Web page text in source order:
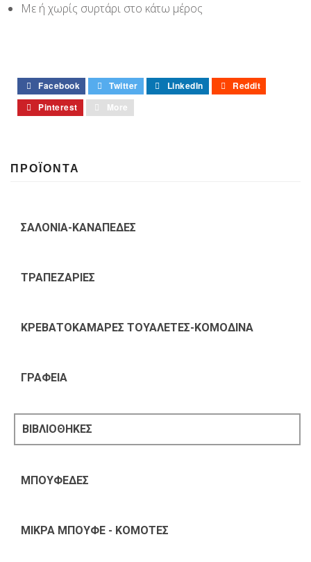
Με ή χωρίς συρτάρι στο κάτω μέρος
Facebook Twitter LinkedIn
Reddit
Pinterest
More
ΠΡΟΪΟΝΤΑ
ΣΑΛΟΝΙΑ-ΚΑΝΑΠΕΔΕΣ
ΤΡΑΠΕΖΑΡΙΕΣ
ΚΡΕΒΑΤΟΚΑΜΑΡΕΣ ΤΟΥΑΛΕΤΕΣ-ΚΟΜΟΔΙΝΑ
ΓΡΑΦΕΙΑ
ΒΙΒΛΙΟΘΗΚΕΣ
ΜΠΟΥΦΕΔΕΣ
ΜΙΚΡΑ ΜΠΟΥΦΕ - ΚΟΜΟΤΕΣ